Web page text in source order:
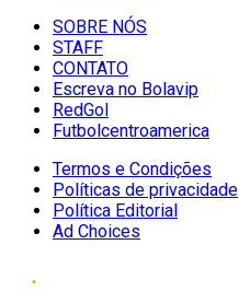
SOBRE NÓS
STAFF
CONTATO
Escreva no Bolavip
RedGol
Futbolcentroamerica
Termos e Condições
Políticas de privacidade
Política Editorial
Ad Choices